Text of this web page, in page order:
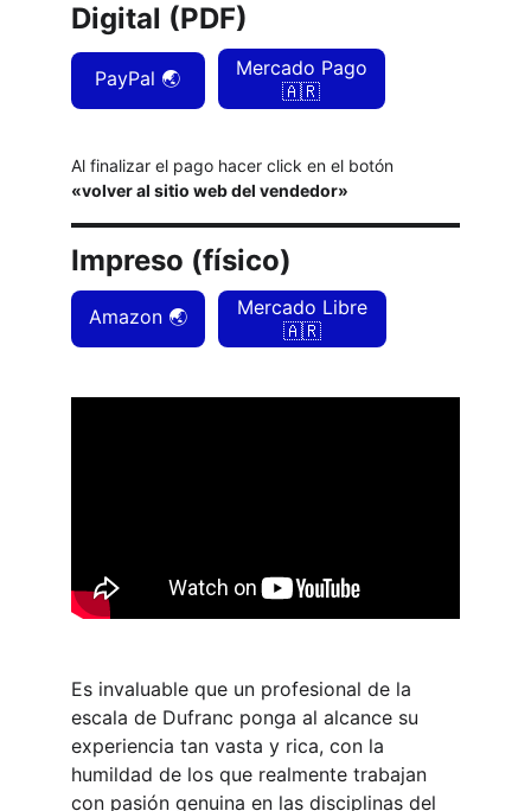
Mercado Pago
🇦🇷
Digital (PDF)
PayPal 🌏
Impreso (físico)
Mercado Libre
🇦🇷
Amazon 🌏
Al finalizar el pago hacer click en el botón
«volver al sitio web del vendedor»
Es invaluable que un profesional de la
escala de Dufranc ponga al alcance su
experiencia tan vasta y rica, con la
humildad de los que realmente trabajan
con pasión genuina en las disciplinas del